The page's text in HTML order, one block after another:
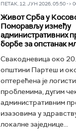
ПЕТАК, 12. ЈУН 2026, 05:50 ->
Живот Срба у
Поморављу између
административних
борбе за опстанак
Свакодневица око
општини Партеш и
оптерећена је
проблемима, дугим
административним
изазовима у
локалне заједнице...